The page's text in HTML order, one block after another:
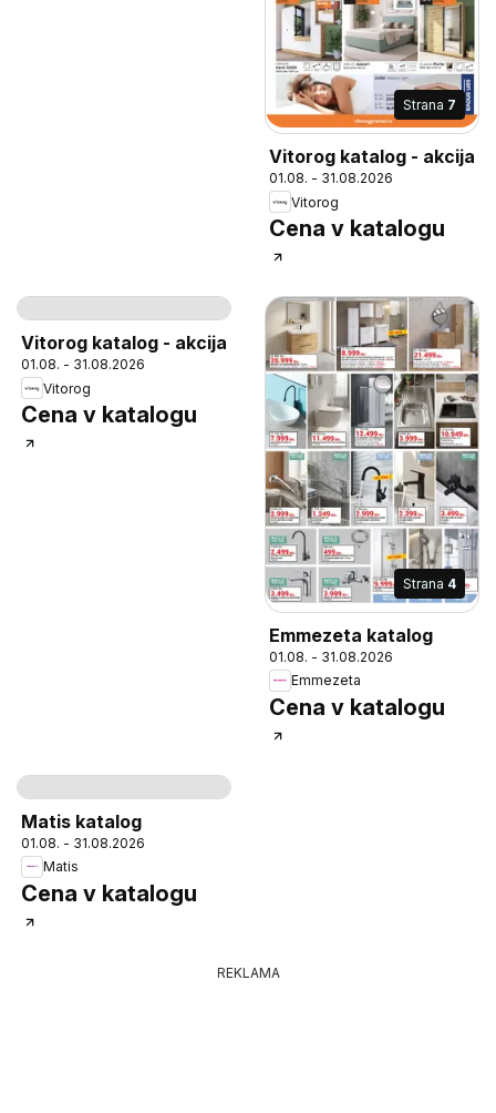
Strana 7
Vitorog katalog - akcija
01.08. - 31.08.2026
Vitorog
Cena v katalogu
Vitorog katalog - akcija
01.08. - 31.08.2026
Vitorog
Cena v katalogu
Strana 4
Emmezeta katalog
01.08. - 31.08.2026
Emmezeta
Cena v katalogu
Matis katalog
01.08. - 31.08.2026
Matis
Cena v katalogu
REKLAMA